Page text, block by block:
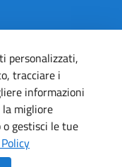
personalizzati,
tracciare i
informazioni
migliore
gestisci le tue